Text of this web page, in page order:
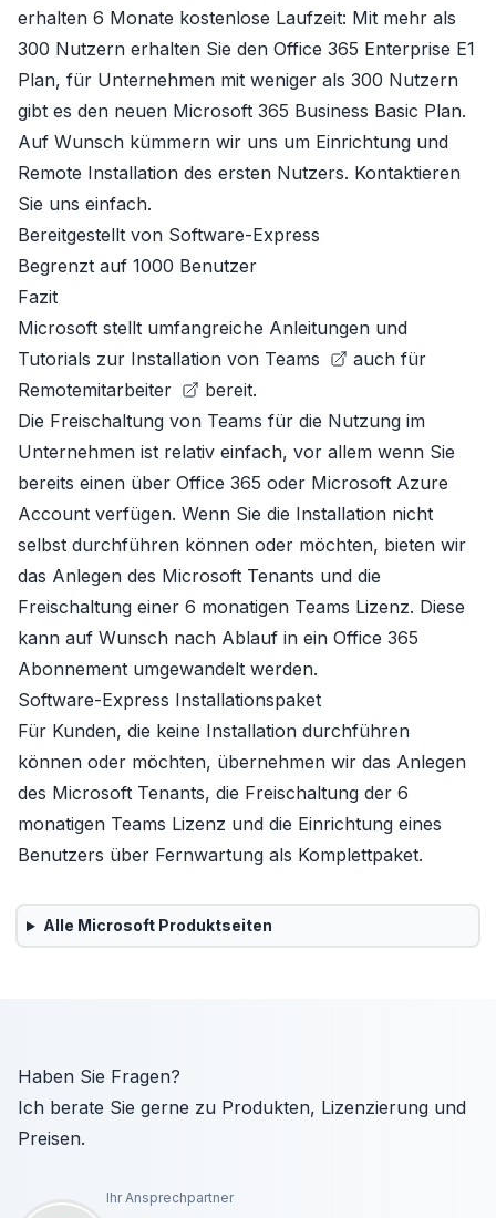
erhalten 6 Monate kostenlose Laufzeit: Mit mehr als
300 Nutzern erhalten Sie den Office 365 Enterprise E1
Plan, für Unternehmen mit weniger als 300 Nutzern
gibt es den neuen Microsoft 365 Business Basic Plan.
Auf Wunsch kümmern wir uns um Einrichtung und
Remote Installation des ersten Nutzers. Kontaktieren
Sie uns einfach.
Bereitgestellt von Software-Express
Begrenzt auf 1000 Benutzer
Fazit
Microsoft stellt umfangreiche Anleitungen und
Tutorials zur Installation von Teams
auch für
Remotemitarbeiter
bereit.
Die Freischaltung von Teams für die Nutzung im
Unternehmen ist relativ einfach, vor allem wenn Sie
bereits einen über Office 365 oder Microsoft Azure
Account verfügen. Wenn Sie die Installation nicht
selbst durchführen können oder möchten, bieten wir
das Anlegen des Microsoft Tenants und die
Freischaltung einer 6 monatigen Teams Lizenz. Diese
kann auf Wunsch nach Ablauf in ein Office 365
Abonnement umgewandelt werden.
Software-Express Installationspaket
Für Kunden, die keine Installation durchführen
können oder möchten, übernehmen wir das Anlegen
des Microsoft Tenants, die Freischaltung der 6
monatigen Teams Lizenz und die Einrichtung eines
Benutzers über Fernwartung als Komplettpaket.
Alle MicrosoftProduktseiten
Haben Sie Fragen?
Ich berate Sie gerne zu Produkten, Lizenzierung und
Preisen.
Ihr Ansprechpartner